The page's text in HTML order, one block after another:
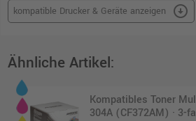
kompatible Drucker & Geräte anzeigen arrow_circle_down
Ähnliche Artikel:
Kompatibles Toner
304A (CF372AM) · 3-